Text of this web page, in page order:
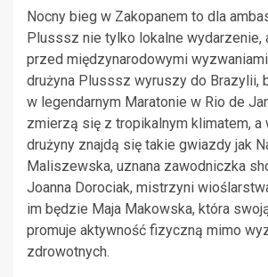
Nocny bieg w Zakopanem to dla
Plusssz nie tylko lokalne wydarzenie,
przed międzynarodowymi
drużyna Plusssz wyruszy do Brazylii,
w legendarnym Maratonie w Rio de
zmierzą się z tropikalnym klimatem, a
drużyny znajdą się takie gwiazdy jak
Maliszewska, uznana zawodniczka
Joanna Dorociak, mistrzyni
im będzie Maja Makowska, która
promuje aktywność fizyczną mimo
zdrowotnych.